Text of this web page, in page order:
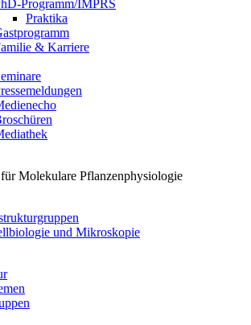
Programm/IMPRS
Praktika
& Karriere
Molekulare Pflanzenphysiologie
und Mikroskopie